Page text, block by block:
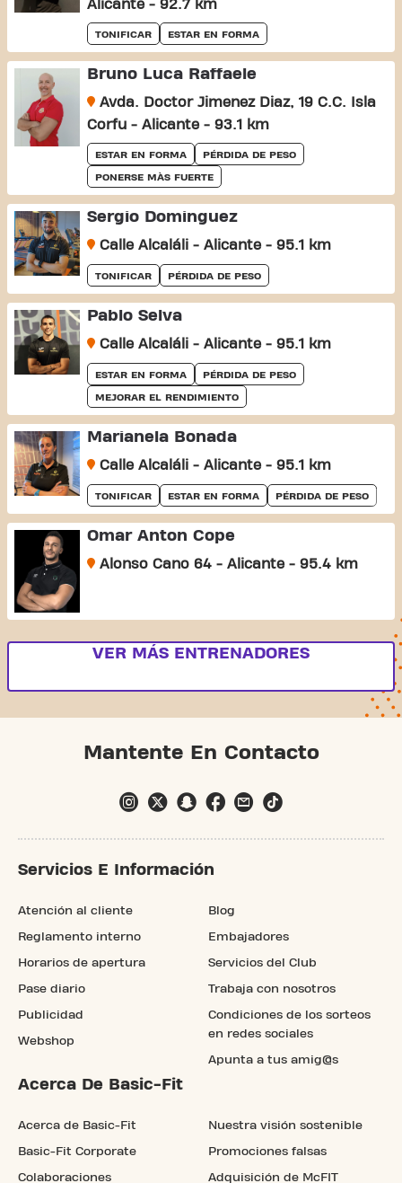
Alicante - 92.7 km
TONIFICAR ESTAR EN FORMA
Bruno Luca Raffaele
Avda. Doctor Jimenez Diaz, 19 C.C. Isla
Corfu - Alicante - 93.1 km
ESTAR EN FORMA PÉRDIDA DE PESO
PONERSE MÀS FUERTE
Sergio Dominguez
Calle Alcaláli - Alicante - 95.1 km
TONIFICAR PÉRDIDA DE PESO
Pablo Selva
Calle Alcaláli - Alicante - 95.1 km
ESTAR EN FORMA PÉRDIDA DE PESO
MEJORAR EL RENDIMIENTO
Marianela Bonada
Calle Alcaláli - Alicante - 95.1 km
TONIFICAR ESTAR EN FORMA PÉRDIDA DE PESO
Omar Anton Cope
Alonso Cano 64 - Alicante - 95.4 km
VER MÁS ENTRENADORES
Mantente En Contacto
Servicios E Información
Atención al cliente
Reglamento interno
Horarios de apertura
Pase diario
Publicidad
Webshop
Blog
Embajadores
Servicios del Club
Trabaja con nosotros
Condiciones de los sorteos
en redes sociales
Apunta a tus amig@s
Acerca De Basic-Fit
Acerca de Basic-Fit
Basic-Fit Corporate
Colaboraciones
Nuestra visión sostenible
Promociones falsas
Adquisición de McFIT